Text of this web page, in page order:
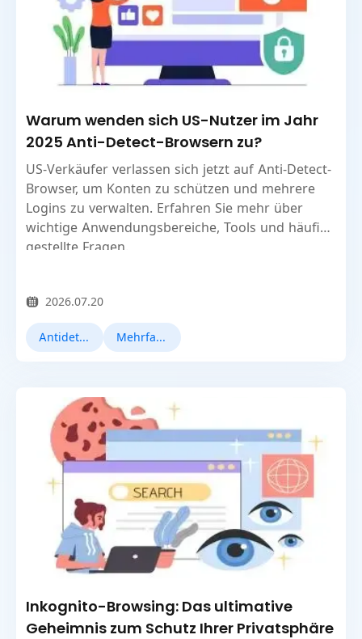
Warum wenden sich US-Nutzer im Jahr
2025 Anti-Detect-Browsern zu?
US-Verkäufer verlassen sich jetzt auf Anti-Detect-
Browser, um Konten zu schützen und mehrere
Logins zu verwalten. Erfahren Sie mehr über
wichtige Anwendungsbereiche, Tools und häufig
gestellte Fragen.
2026.07.20
Antidetect-Browser Mehrfache Buchhaltung
Inkognito-Browsing: Das ultimative
Geheimnis zum Schutz Ihrer Privatsphäre